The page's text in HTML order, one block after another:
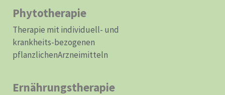
Phytotherapie
Therapie mit individuell- und
krankheits-bezogenen
pflanzlichenArzneimitteln
Ernährungstherapie